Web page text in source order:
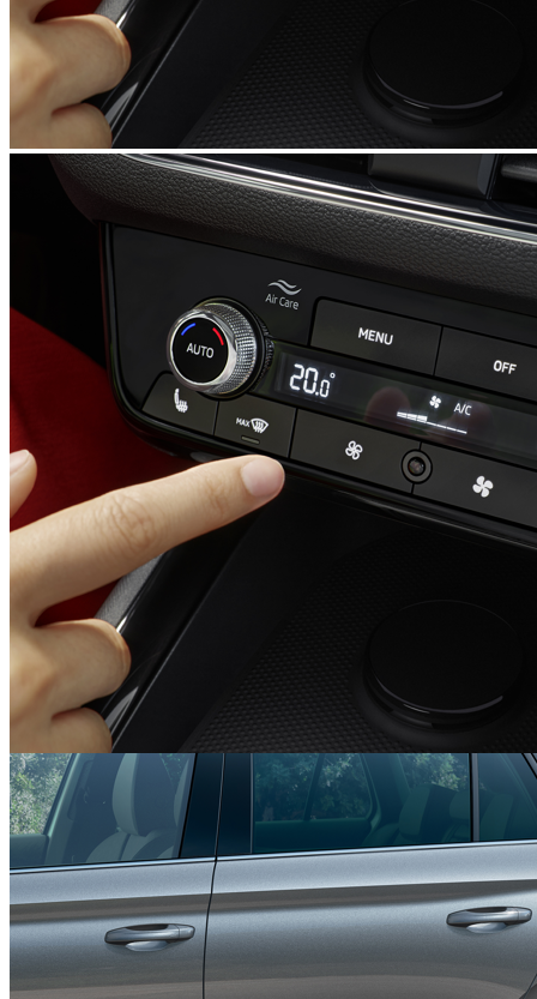
Parbriz incalzit
162,14 €
Detalii